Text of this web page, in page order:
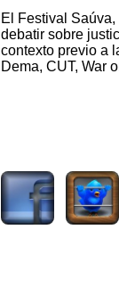
El Festival
debatir sobre
contexto previo a
Dema, CUT, War